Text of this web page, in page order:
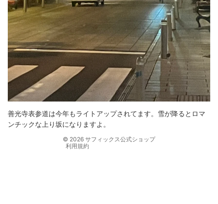
善光寺表参道は今年もライトアップされてます。雪が降るとロマ
ンチックな上り坂になりますよ。
© 2026 サフィックス公式ショップ
利用規約
プライバシーポリシー
利用規約
配送ポリシー
連絡先情報
特定商取引法に基づく表記